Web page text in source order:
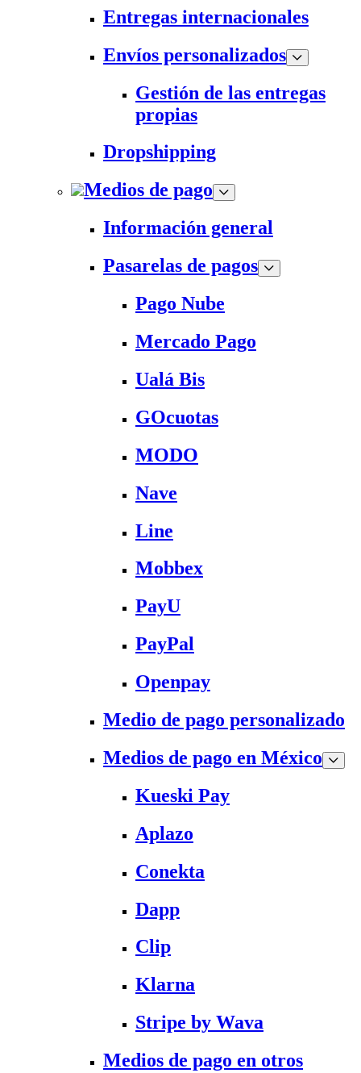
Entregas internacionales
Envíos personalizados
Gestión de las entregas
propias
Dropshipping
Medios de pago
Información general
Pasarelas de pagos
Pago Nube
Mercado Pago
Ualá Bis
GOcuotas
MODO
Nave
Line
Mobbex
PayU
PayPal
Openpay
Medio de pago personalizado
Medios de pago en México
Kueski Pay
Aplazo
Conekta
Dapp
Clip
Klarna
Stripe by Wava
Medios de pago en otros